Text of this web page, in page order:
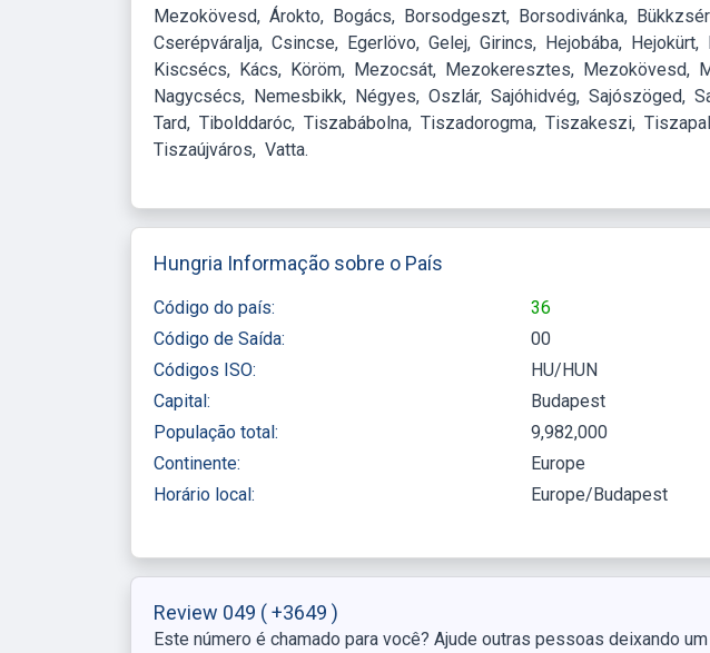
Mezokövesd Árokto Bogács Borsodgeszt Borsodivánka
Cserépváralja Csincse Egerlövo Gelej Girincs Hejobába Hejokürt
Kiscsécs
Kács Köröm Mezocsát Mezokeresztes Mezokövesd
Nagycsécs
Nemesbikk Négyes Oszlár Sajóhidvég Sajószöged
Tard Tibolddaróc Tiszabábolna Tiszadorogma Tiszakeszi
Tiszaújváros
Vatta
Hungria Informação sobre o País
Código do país:
36
Código de Saída:
00
Códigos ISO:
HU/HUN
Capital:
Budapest
População total:
9,982,000
Continente:
Europe
Horário local:
Europe/Budapest
Review 049 ( +3649 )
Este número é chamado para você? Ajude outras pessoas deixando